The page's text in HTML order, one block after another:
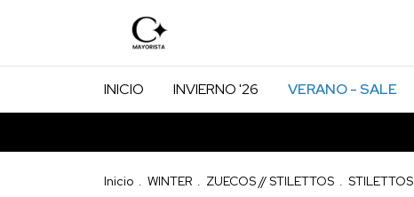
INICIO INVIERNO '26 VERANO - SALE
Inicio . WINTER . ZUECOS // STILETTOS . STILETTOS